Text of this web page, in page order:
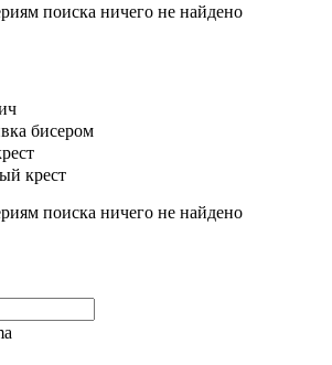
поиска ничего не найдено
бисером
крест
поиска ничего не найдено